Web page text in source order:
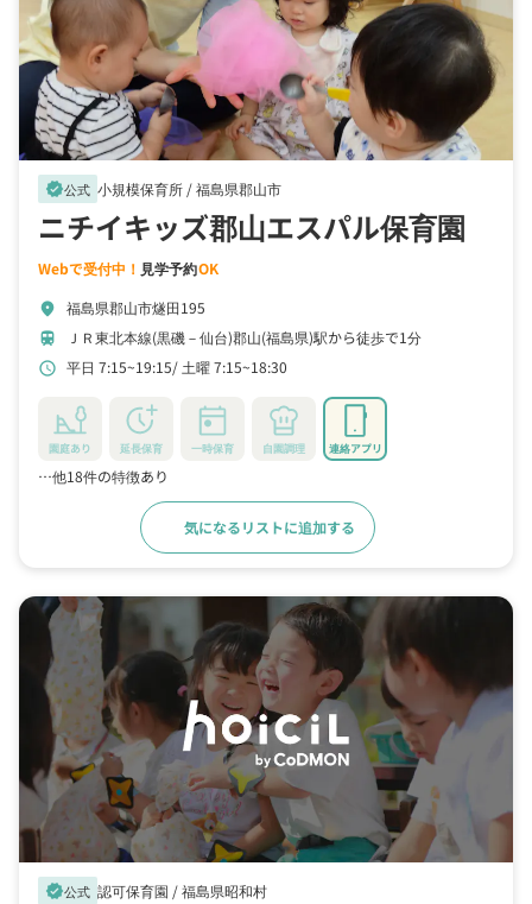
verified公式 小規模保育所 /福島県郡山市
ニチイキッズ郡山エスパル保育園
Webで受付中！ 見学予約OK
location_on 福島県郡山市燧田195
train ＪＲ東北本線(黒磯－仙台)郡山(福島県)駅から徒歩で1分
schedule 平日 7:15~19:15 土曜 7:15~18:30
園庭あり 延長保育 一時保育 自園調理 連絡アプリ
…他18件の特徴あり
気になるリストに追加する
verified公式 認可保育園 /福島県昭和村